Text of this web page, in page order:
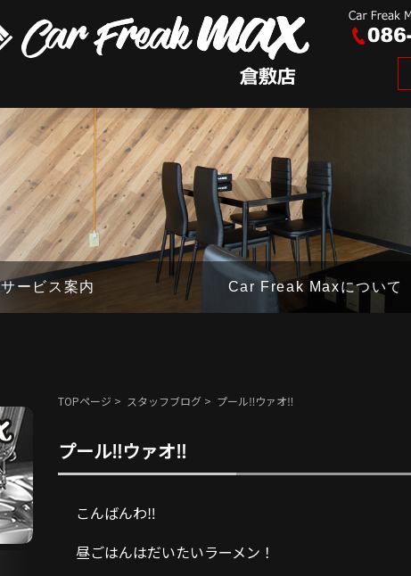
サービス案内 Car Freak Maxについて
TOPページ > スタッフブログ > プール‼️ウァオ‼️
プール‼️ウァオ‼️
こんばんわ‼️
昼ごはんはだいたいラーメン！